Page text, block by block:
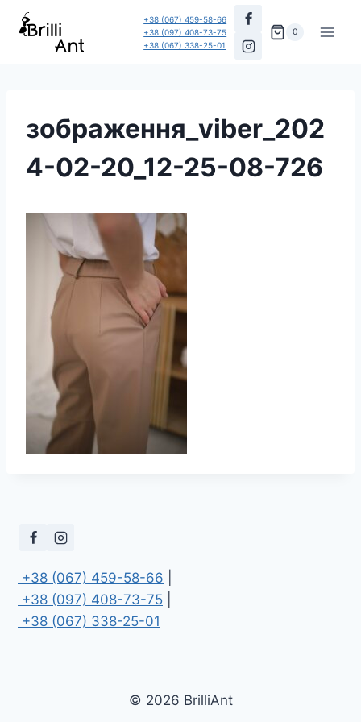
Перейти
+38 (067) 459-58-66
+38 (097) 408-73-75
+38 (067) 338-25-01
0
зображення_viber_202
4-02-20_12-25-08-726
+38 (067) 459-58-66
+38 (097) 408-73-75
+38 (067) 338-25-01
© 2026 BrilliAnt